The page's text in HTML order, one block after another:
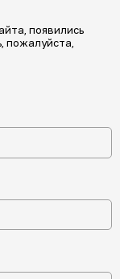
появились
пожалуйста,